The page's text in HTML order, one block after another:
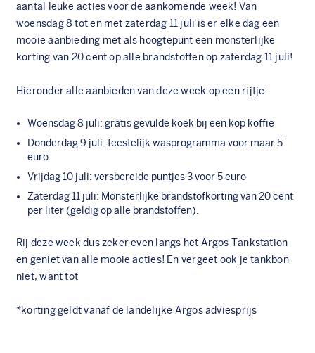
aantal leuke acties voor de aankomende week! Van
woensdag 8 tot en met zaterdag 11 juli is er elke dag een
mooie aanbieding met als hoogtepunt een monsterlijke
korting van 20 cent op alle brandstoffen op zaterdag 11 juli!
Hieronder alle aanbieden van deze week op een rijtje:
Woensdag 8 juli: gratis gevulde koek bij een kop koffie
Donderdag 9 juli: feestelijk wasprogramma voor maar 5
euro
Vrijdag 10 juli: versbereide puntjes 3 voor 5 euro
Zaterdag 11 juli: Monsterlijke brandstofkorting van 20 cent
per liter (geldig op alle brandstoffen).
Rij deze week dus zeker even langs het Argos Tankstation
en geniet van alle mooie acties! En vergeet ook je tankbon
niet, want tot
*korting geldt vanaf de landelijke Argos adviesprijs